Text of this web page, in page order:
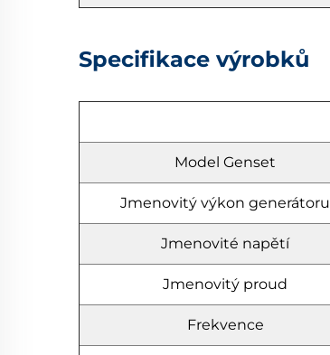
Specifikace výrobků
Model Genset
Jmenovitý výkon generátoru
Jmenovité napětí
Jmenovitý proud
Frekvence